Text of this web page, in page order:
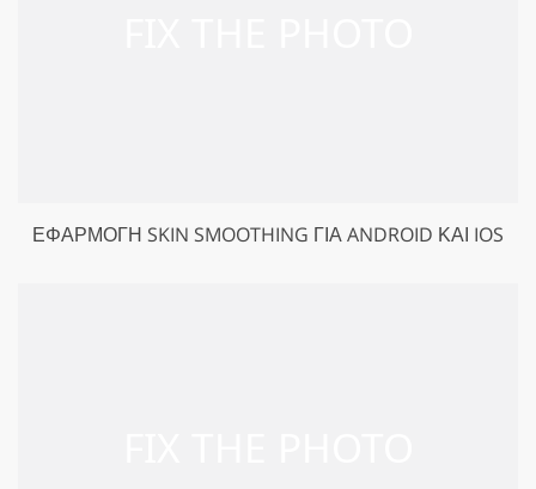
ΕΦΑΡΜΟΓΉ SKIN SMOOTHING ΓΙΑ ANDROID ΚΑΙ IOS